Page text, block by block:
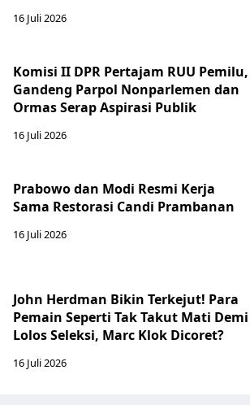
16 Juli 2026
Komisi II DPR Pertajam RUU Pemilu,
Gandeng Parpol Nonparlemen dan
Ormas Serap Aspirasi Publik
16 Juli 2026
Prabowo dan Modi Resmi Kerja
Sama Restorasi Candi Prambanan
16 Juli 2026
John Herdman Bikin Terkejut! Para
Pemain Seperti Tak Takut Mati Demi
Lolos Seleksi, Marc Klok Dicoret?
16 Juli 2026